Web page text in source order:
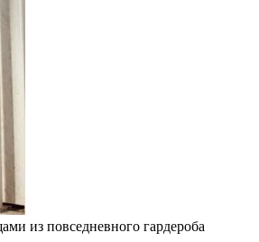
из повседневного гардероба